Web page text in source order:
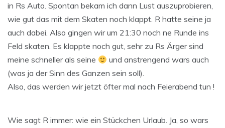
in Rs Auto. Spontan bekam ich dann Lust auszuprobieren,
wie gut das mit dem Skaten noch klappt. R hatte seine ja
auch dabei. Also gingen wir um 21:30 noch ne Runde ins
Feld skaten. Es klappte noch gut, sehr zu Rs Ärger sind
meine schneller als seine
und anstrengend wars auch
(was ja der Sinn des Ganzen sein soll).
Also, das werden wir jetzt öfter mal nach Feierabend tun !
Wie sagt R immer: wie ein Stückchen Urlaub. Ja, so wars